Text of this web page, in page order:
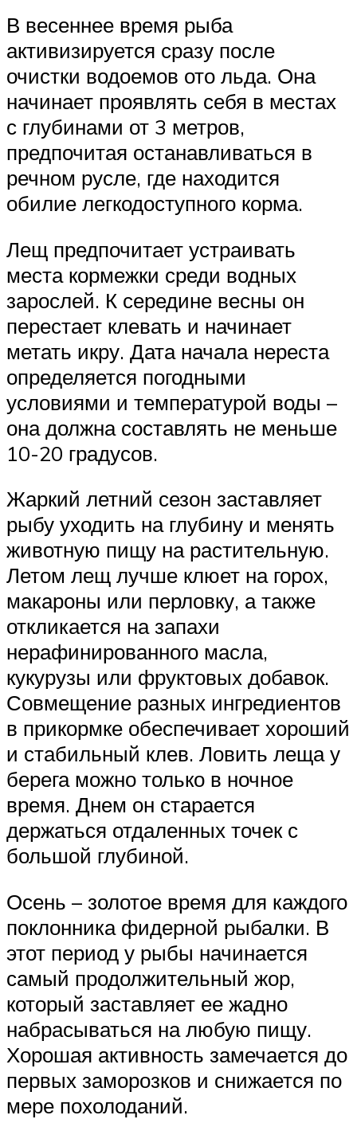
В весеннее время рыба
активизируется сразу после
очистки водоемов ото льда. Она
начинает проявлять себя в местах
с глубинами от 3 метров,
предпочитая останавливаться в
речном русле, где находится
обилие легкодоступного корма.
Лещ предпочитает устраивать
места кормежки среди водных
зарослей. К середине весны он
перестает клевать и начинает
метать икру. Дата начала нереста
определяется погодными
условиями и температурой воды –
она должна составлять не меньше
10-20 градусов.
Жаркий летний сезон заставляет
рыбу уходить на глубину и менять
животную пищу на растительную.
Летом лещ лучше клюет на горох,
макароны или перловку, а также
откликается на запахи
нерафинированного масла,
кукурузы или фруктовых добавок.
Совмещение разных ингредиентов
в прикормке обеспечивает хороший
и стабильный клев. Ловить леща у
берега можно только в ночное
время. Днем он старается
держаться отдаленных точек с
большой глубиной.
Осень – золотое время для каждого
поклонника фидерной рыбалки. В
этот период у рыбы начинается
самый продолжительный жор,
который заставляет ее жадно
набрасываться на любую пищу.
Хорошая активность замечается до
первых заморозков и снижается по
мере похолоданий.